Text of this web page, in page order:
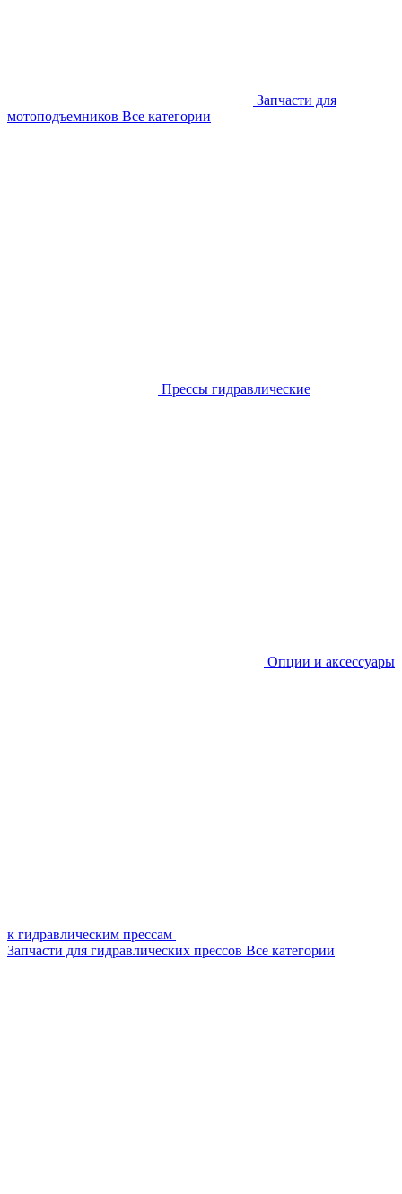
Запчасти для
мотоподъемников Все категории
Прессы гидравлические
Опции и аксессуары
к гидравлическим прессам
Запчасти для гидравлических прессов Все категории